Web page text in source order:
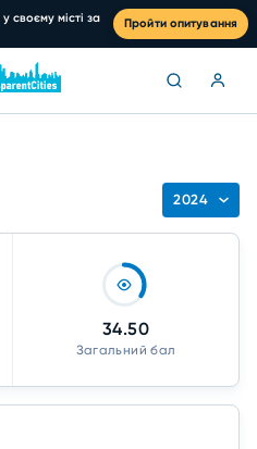
своєму місті за
Пройти опитування
2024
34.50
Загальний бал